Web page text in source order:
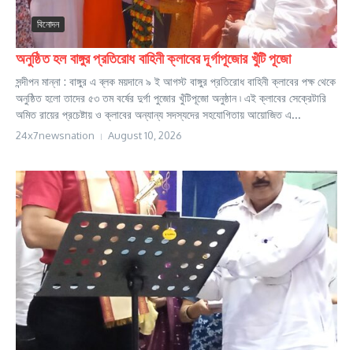
বিনোদন
অনুষ্ঠিত হল বাঙ্গুর প্রতিরোধ বাহিনী ক্লাবের দূর্গাপূজোর খুঁটি পূজো
সন্দীপন মান্না : বাঙ্গুর এ ব্লক ময়দানে ৯ ই আগস্ট বাঙ্গুর প্রতিরোধ বাহিনী ক্লাবের পক্ষ থেকে
অনুষ্ঠিত হলো তাদের ৫৩ তম বর্ষের দুর্গা পুজোর খুঁটিপূজো অনুষ্ঠান ৷ এই ক্লাবের সেক্রেটারি
অমিত রায়ের প্রচেষ্টায় ও ক্লাবের অন্যান্য সদস্যদের সহযোগিতায় আয়োজিত এ...
24x7newsnation August 10, 2026